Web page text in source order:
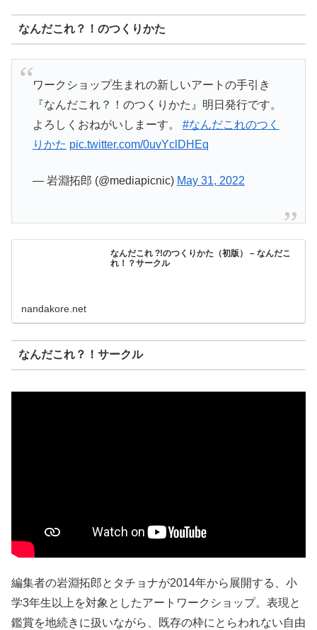
なんだこれ？！のつくりかた
ワークショップ生まれの新しいアートの手引き
『なんだこれ？！のつくりかた』明日発行です。
よろしくおねがいしまーす。 #なんだこれのつく
りかた pic.twitter.com/0uvYclDHEq
— 岩淵拓郎 (@mediapicnic) May 31, 2022
なんだこれ ?!のつくりかた（初版） – なんだこ
れ！？サークル
nandakore.net
なんだこれ？！サークル
編集者の岩淵拓郎とタチョナが2014年から展開する、小
学3年生以上を対象としたアートワークショップ。表現と
鑑賞を地続きに扱いながら、既存の枠にとらわれない自由